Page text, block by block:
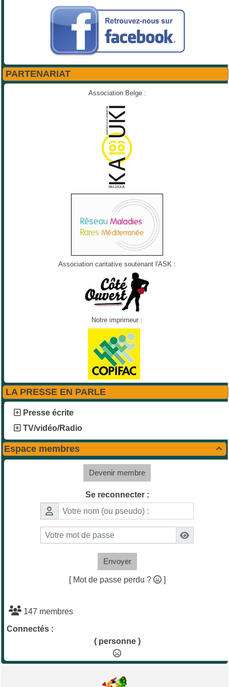
PARTENARIAT
Association Belge :
Association caritative soutenant l'ASK :
Notre imprimeur :
LA PRESSE EN PARLE
Presse écrite
TV/vidéo/Radio

Espace membres
Devenir membre
Se reconnecter :
Envoyer
[ Mot de passe perdu ? ]
147 membres
Connectés :
( personne )